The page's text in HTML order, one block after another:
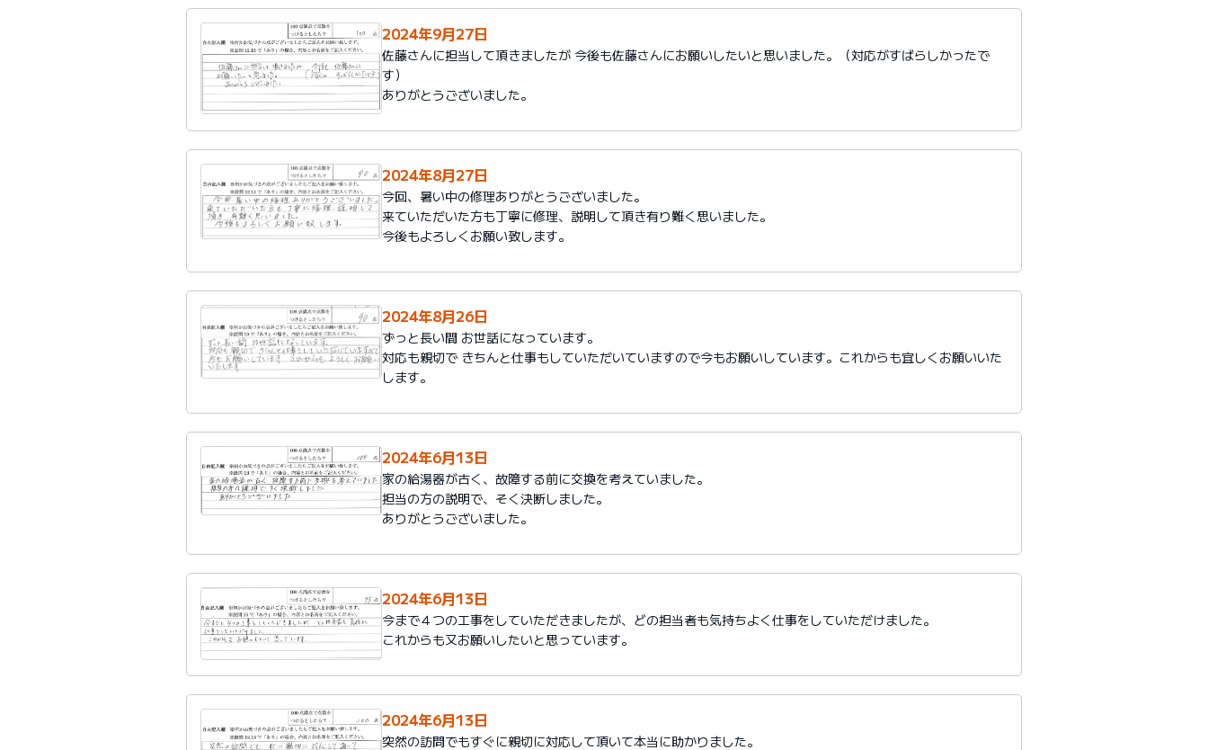
2024年9月27日
佐藤さんに担当して頂きましたが 今後も佐藤さんにお願いしたいと思いました。（対応がすばらしかったで
す）
ありがとうございました。
2024年8月27日
今回、暑い中の修理ありがとうございました。
来ていただいた方も丁寧に修理、説明して頂き有り難く思いました。
今後もよろしくお願い致します。
2024年8月26日
ずっと長い間 お世話になっています。
対応も親切で きちんと仕事もしていただいていますので今もお願いしています。これからも宜しくお願いいた
します。
2024年6月13日
家の給湯器が古く、故障する前に交換を考えていました。
担当の方の説明で、そく決断しました。
ありがとうございました。
2024年6月13日
今まで４つの工事をしていただきましたが、どの担当者も気持ちよく仕事をしていただけました。
これからも又お願いしたいと思っています。
2024年6月13日
突然の訪問でもすぐに親切に対応して頂いて本当に助かりました。